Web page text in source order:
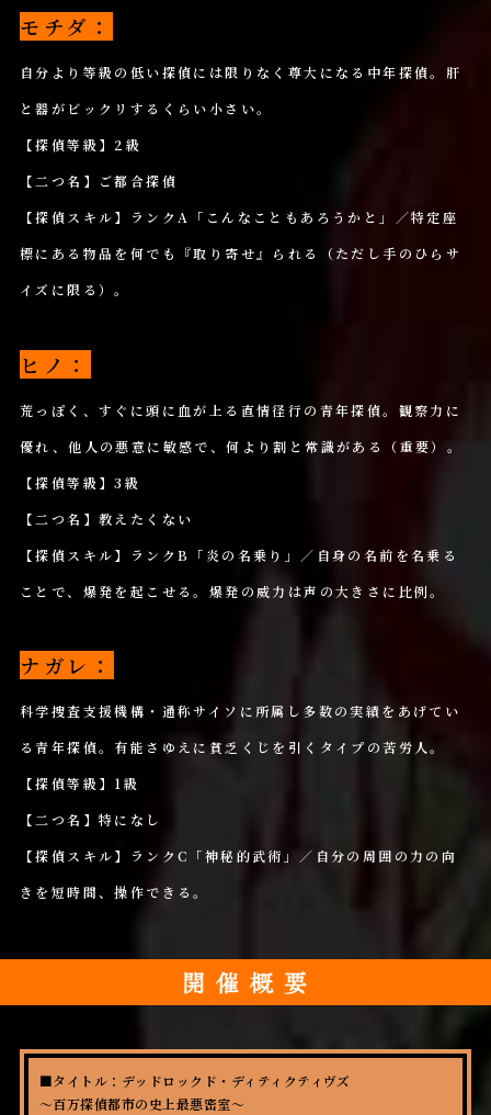
モチダ：
自分より等級の低い探偵には限りなく尊大になる中年探偵。肝
と器がビックリするくらい小さい。
【探偵等級】2級
【二つ名】ご都合探偵
【探偵スキル】ランクA「こんなこともあろうかと」／特定座
標にある物品を何でも『取り寄せ』られる（ただし手のひらサ
イズに限る）。
ヒノ：
荒っぽく、すぐに頭に血が上る直情径行の青年探偵。観察力に
優れ、他人の悪意に敏感で、何より割と常識がある（重要）。
【探偵等級】3級
【二つ名】教えたくない
【探偵スキル】ランクB「炎の名乗り」／自身の名前を名乗る
ことで、爆発を起こせる。爆発の威力は声の大きさに比例。
ナガレ：
科学捜査支援機構・通称サイソに所属し多数の実績をあげてい
る青年探偵。有能さゆえに貧乏くじを引くタイプの苦労人。
【探偵等級】1級
【二つ名】特になし
【探偵スキル】ランクC「神秘的武術」／自分の周囲の力の向
きを短時間、操作できる。
■タイトル：デッドロックド・ディティクティヴズ
～百万探偵都市の史上最悪密室～